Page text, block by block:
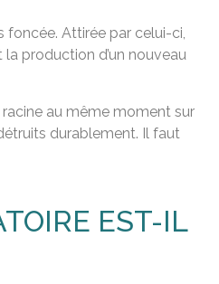
foncée. Attirée par celui-ci,
la production d’un nouveau
racine au même moment sur
durablement. Il faut
EST-IL